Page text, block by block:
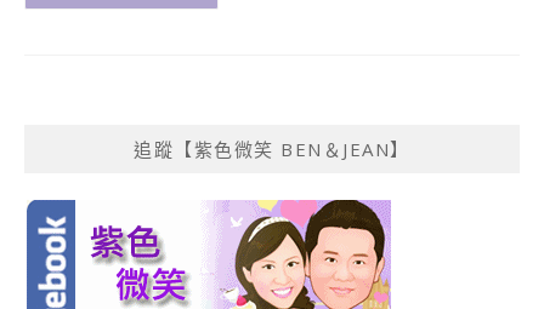
追蹤【紫色微笑 BEN＆JEAN】